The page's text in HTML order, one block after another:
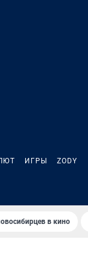
ИГРЫ ZODY
в кино